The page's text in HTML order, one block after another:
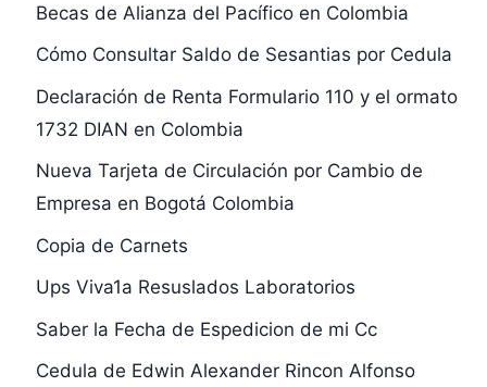
Becas de Alianza del Pacífico en Colombia
Cómo Consultar Saldo de Sesantias por Cedula
Declaración de Renta Formulario 110 y el ormato
1732 DIAN en Colombia
Nueva Tarjeta de Circulación por Cambio de
Empresa en Bogotá Colombia
Copia de Carnets
Ups Viva1a Resuslados Laboratorios
Saber la Fecha de Espedicion de mi Cc
Cedula de Edwin Alexander Rincon Alfonso